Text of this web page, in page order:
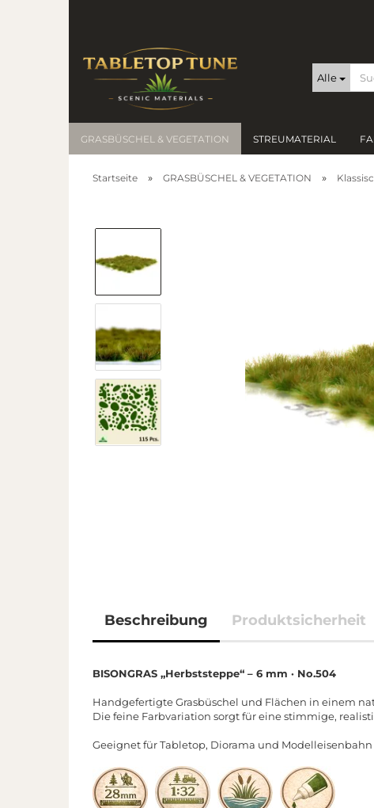
Alle
GRASBÜSCHEL & VEGETATION STREUMATERIAL
Startseite » GRASBÜSCHEL & VEGETATION »
Beschreibung Produktsicherheit
BISONGRAS „Herbststeppe“ – 6 mm · No.504
Handgefertigte Grasbüschel und Flächen in einem
Die feine Farbvariation sorgt für eine stimmige,
Geeignet für Tabletop, Diorama und Modelleisenbahn